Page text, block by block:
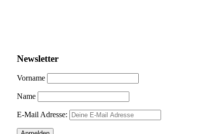
Newsletter
Vorname
Name
E-Mail Adresse: